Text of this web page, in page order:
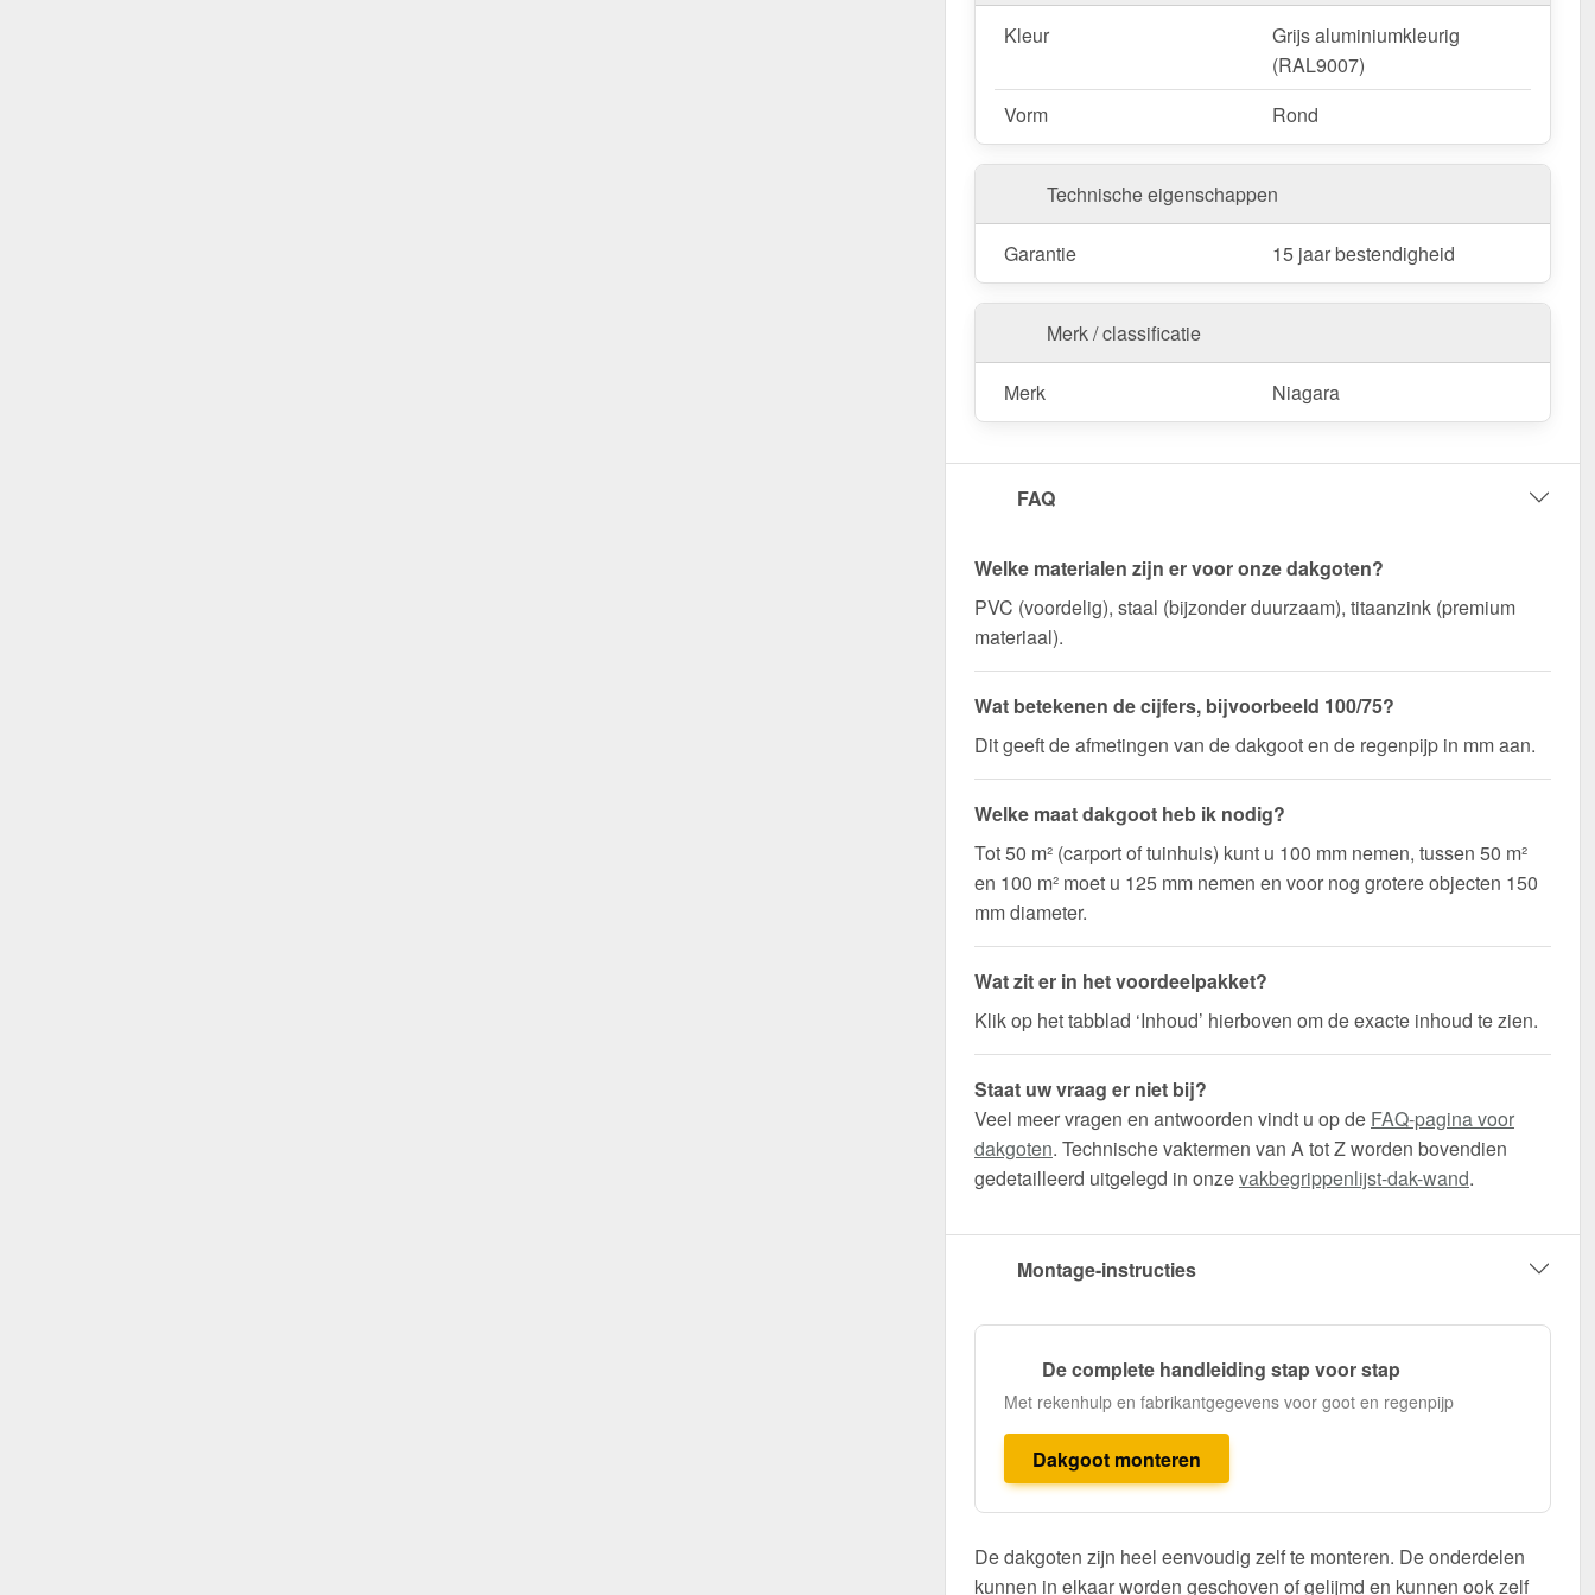
Kleur
Grijs aluminiumkleurig
(RAL9007)
Vorm
Rond
Technische eigenschappen
Garantie 15 jaar bestendigheid
Merk / classificatie
Merk Niagara
FAQ
Welke materialen zijn er voor onze dakgoten?
PVC (voordelig), staal (bijzonder duurzaam), titaanzink (premium
materiaal).
Wat betekenen de cijfers, bijvoorbeeld 100/75?
Dit geeft de afmetingen van de dakgoot en de regenpijp in mm aan.
Welke maat dakgoot heb ik nodig?
Tot 50 m² (carport of tuinhuis) kunt u 100 mm nemen, tussen 50 m²
en 100 m² moet u 125 mm nemen en voor nog grotere objecten 150
mm diameter.
Wat zit er in het voordeelpakket?
Klik op het tabblad ‘Inhoud’ hierboven om de exacte inhoud te zien.
Staat uw vraag er niet bij?
Veel meer vragen en antwoorden vindt u op de FAQ-pagina voor
dakgoten. Technische vaktermen van A tot Z worden bovendien
gedetailleerd uitgelegd in onzevakbegrippenlijst-dak-wand.
Montage-instructies
De complete handleiding stap voor stap
Met rekenhulp en fabrikantgegevens voor goot en regenpijp
Dakgoot monteren
De dakgoten zijn heel eenvoudig zelf te monteren. De onderdelen
kunnen in elkaar worden geschoven of gelijmd en kunnen ook zelf